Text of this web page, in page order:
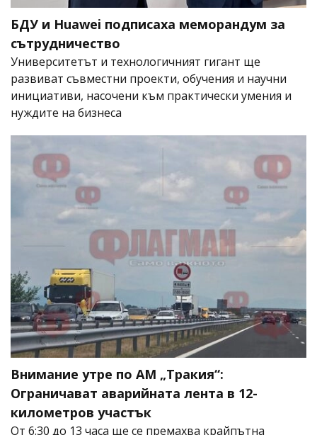
БДУ и Huawei подписаха меморандум за
сътрудничество
Университетът и технологичният гигант ще
развиват съвместни проекти, обучения и научни
инициативи, насочени към практически умения и
нуждите на бизнеса
Внимание утре по АМ „Тракия“:
Ограничават аварийната лента в 12-
километров участък
От 6:30 до 13 часа ще се премахва крайпътна